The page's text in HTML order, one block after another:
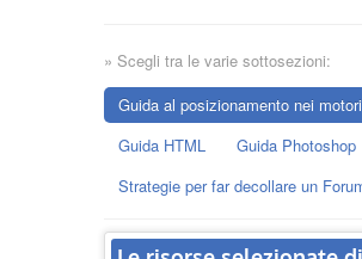
» Scegli tra le varie sottosezioni:
Guida al posizionamento nei
Guida HTML
Guida Photoshop
Strategie per far decollare un